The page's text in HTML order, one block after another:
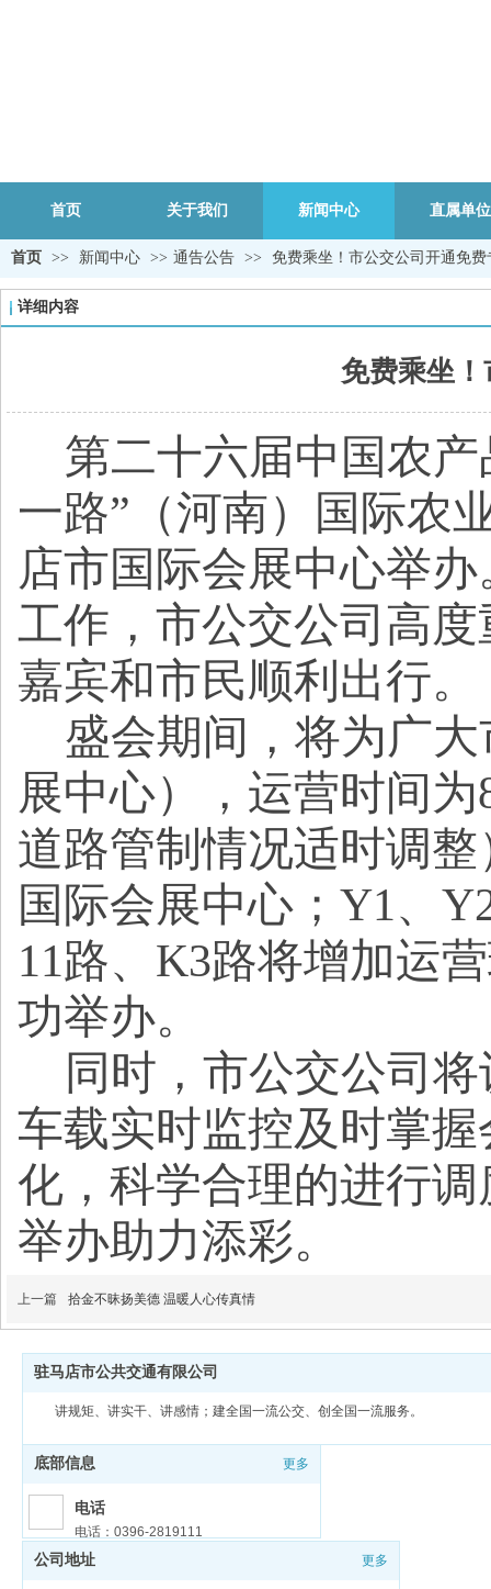
首页 关于我们 新闻中心 直属单位
首页 >> 新闻中心 >> 通告公告 >> 免费乘坐！市公交公司开通免
详细内容
免费乘坐
第二十六届中国农
一路”（河南）国际农
店市国际会展中心举
工作，市公交公司高
嘉宾和市民顺利出行。
盛会期间，将为广
展中心），运营时间
道路管制情况适时调
国际会展中心；Y1、
11路、K3路将增加运
功举办。
同时，市公交公司
车载实时监控及时掌
化，科学合理的进行
举办助力添彩。
上一篇 拾金不昧扬美德 温暖人心传真情
驻马店市公共交通有限公司
讲规矩、讲实干、讲感情；建全国一流公交、创全国一流服务。
底部信息 更多
电话
电话：0396-2819111
邮箱
公司地址 更多